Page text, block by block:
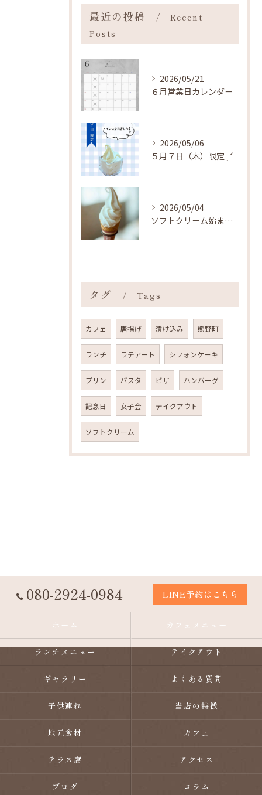
最近の投稿
Recent
Posts
2026/05/21
６月営業日カレンダー
2026/05/06
５月７日（木）限定 ˎˊ˗
2026/05/04
ソフトクリーム始まりました ˎˊ˗
タグ Tags
カフェ 唐揚げ 漬け込み 熊野町
ランチ ラテアート シフォンケーキ
プリン パスタ ピザ ハンバーグ
記念日 女子会 テイクアウト
ソフトクリーム
080-2924-0984 LINE予約はこちら
ホーム カフェメニュー
ランチメニュー テイクアウト
ギャラリー よくある質問
子供連れ 当店の特徴
地元食材 カフェ
テラス席 アクセス
ブログ コラム